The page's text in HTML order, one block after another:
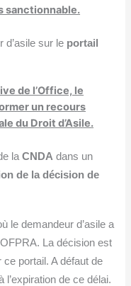
sanctionnable.
d’asile sur le portail
de l’Office, le
un recours
du Droit d’Asile.
laCNDA dans un
de la décision de
le demandeur d’asile a
La décision est
portail. A défaut de
l’expiration de ce délai.